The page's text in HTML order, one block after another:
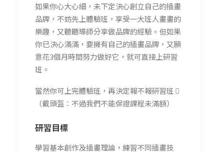
如果你心大心細，未下定決心創立自己的插畫
品牌，不妨先上體驗班，享受一大班人畫畫的
樂趣，又聽聽導師分享做品牌的經驗。但如果
你已決心滿滿，要擁有自己的插畫品牌，又願
意花3個月時間努力做好它，就可直接上研習
班。
當然你可上完體驗班，再決定報不報研習班 
（戴頭盔：不過我們不能保證課程未滿額）
研習目標
學習基本創作及插畫理論，練習不同插畫技